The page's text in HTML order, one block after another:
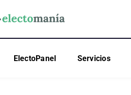
ElectoPanel Servicios